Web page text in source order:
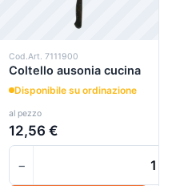
Cod.Art. 7111900
Coltello ausonia cucina
Disponibile su ordinazione
al pezzo
12,56 €
−